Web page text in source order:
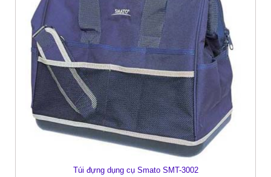
Túi đựng dụng cụ Smato SMT-3002